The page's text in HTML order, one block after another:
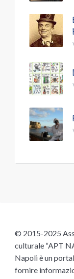
© 2015-2025
culturale “APT
Napoli è un
fornire